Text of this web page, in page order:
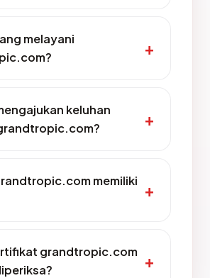
melayani
keluhan
memiliki
grandtropic.com